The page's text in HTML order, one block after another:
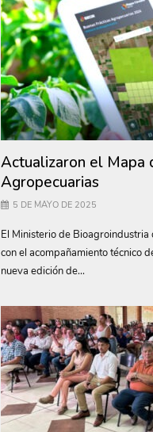
Actualizaron el Mapa
Agropecuarias
5 DE MAYO DE 2025
El Ministerio de
con el acompañamiento técnico
nueva edición de...